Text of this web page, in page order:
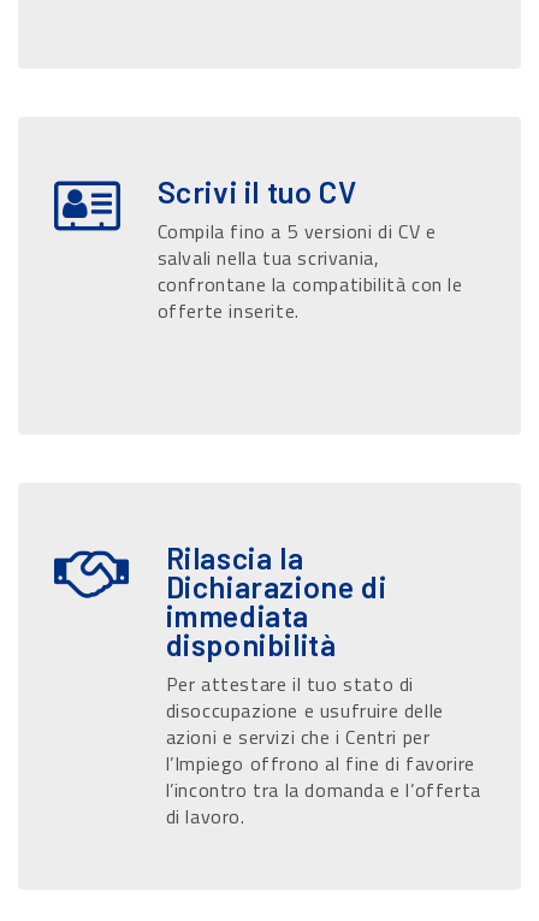
Scrivi il tuo CV
Compila fino a 5 versioni di CV e
salvali nella tua scrivania,
confrontane la compatibilità con le
offerte inserite.
Rilascia la
Dichiarazione di
immediata
disponibilità
Per attestare il tuo stato di
disoccupazione e usufruire delle
azioni e servizi che i Centri per
l’Impiego offrono al fine di favorire
l’incontro tra la domanda e l’offerta
di lavoro.